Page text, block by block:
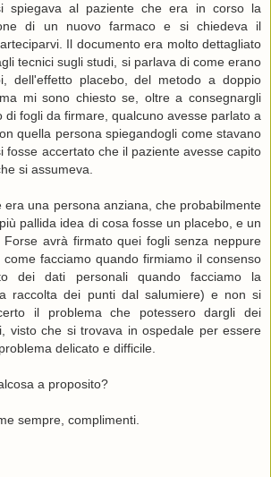
spiegava al paziente che era in corso la
di un nuovo farmaco e si chiedeva il
Il documento era molto dettagliato
tecnici sugli studi, si parlava di come erano
dell'effetto placebo, del metodo a doppio
mi sono chiesto se, oltre a consegnargli
di fogli da firmare, qualcuno avesse parlato a
quella persona spiegandogli come stavano
fosse accertato che il paziente avesse capito
si assumeva.
era una persona anziana, che probabilmente
pallida idea di cosa fosse un placebo, e un
Forse avrà firmato quei fogli senza neppure
come facciamo quando firmiamo il consenso
dei dati personali quando facciamo la
raccolta dei punti dal salumiere) e non si
il problema che potessero dargli dei
visto che si trovava in ospedale per essere
delicato e difficile.
a proposito?
sempre, complimenti.